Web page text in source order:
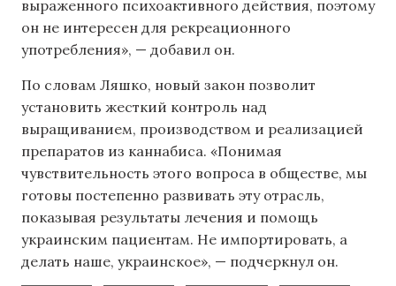
выраженного психоактивного действия, поэтому
он не интересен для рекреационного
употребления», — добавил он.
По словам Ляшко, новый закон позволит
установить жесткий контроль над
выращиванием, производством и реализацией
препаратов из каннабиса. «Понимая
чувствительность этого вопроса в обществе, мы
готовы постепенно развивать эту отрасль,
показывая результаты лечения и помощь
украинским пациентам. Не импортировать, а
делать наше, украинское», — подчеркнул он.